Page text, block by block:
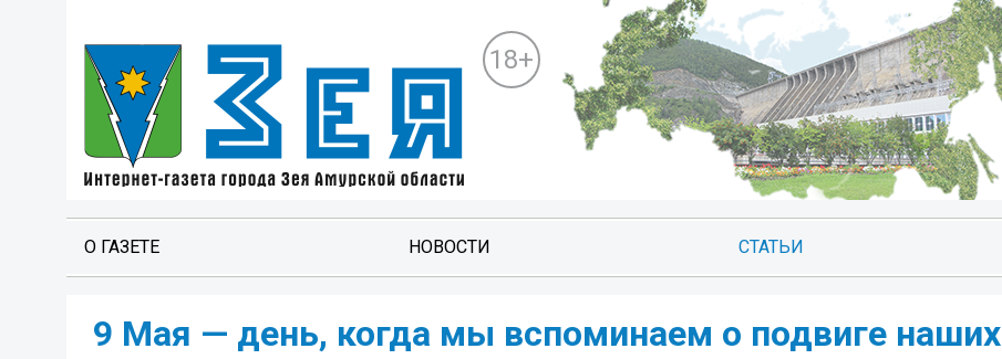
18+
О ГАЗЕТЕ НОВОСТИ СТАТЬИ
️ 9 Мая — день, когда мы вспоминаем о подвиге наших